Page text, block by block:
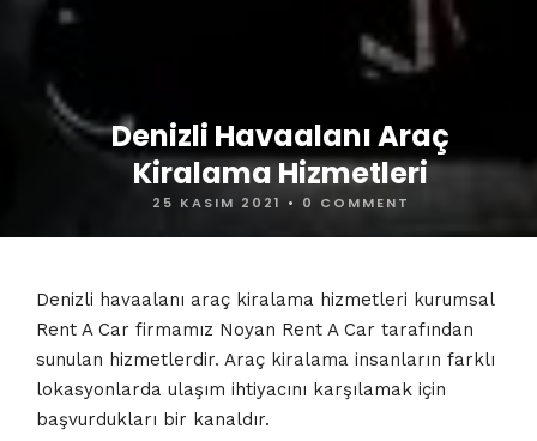
Denizli Havaalanı Araç
Kiralama Hizmetleri
25 KASIM 2021 • 0 COMMENT
Denizli havaalanı araç kiralama hizmetleri kurumsal
Rent A Car firmamız Noyan Rent A Car tarafından
sunulan hizmetlerdir. Araç kiralama insanların farklı
lokasyonlarda ulaşım ihtiyacını karşılamak için
başvurdukları bir kanaldır.